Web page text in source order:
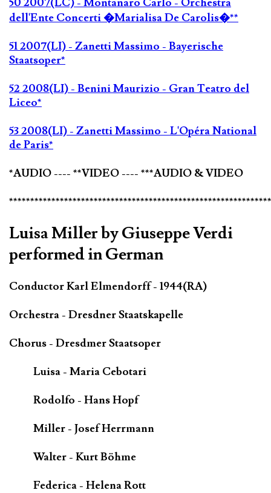
dell'Ente Concerti �Marialisa De Carolis�**
51 2007(LI) - Zanetti Massimo - Bayerische
Staatsoper*
52 2008(LI) - Benini Maurizio - Gran Teatro del
Liceo*
53 2008(LI) - Zanetti Massimo - L'Opéra National
de Paris*
*AUDIO ---- **VIDEO ---- ***AUDIO & VIDEO
Luisa Miller by Giuseppe Verdi
performed in German
Conductor Karl Elmendorff - 1944(RA)
Orchestra - Dresdner Staatskapelle
Chorus - Dresdmer Staatsoper
Luisa - Maria Cebotari
Rodolfo - Hans Hopf
Miller - Josef Herrmann
Walter - Kurt Böhme
Federica - Helena Rott